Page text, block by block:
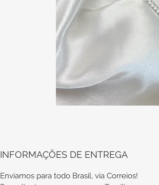
INFORMAÇÕES DE ENTREGA
Enviamos para todo Brasil, via Correios!